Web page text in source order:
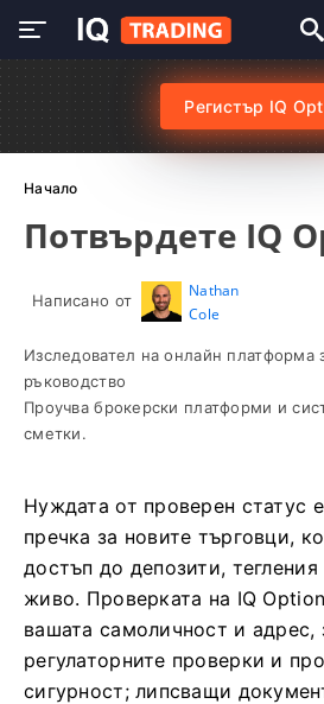
Регистър IQ
Начало
Потвърдете IQ
Написано от
Nathan
Cole
Изследовател на онлайн платформа
ръководство
Проучва брокерски платформи и
сметки.
Нуждата от проверен статус
пречка за новите търговци,
достъп до депозити,
живо. Проверката на IQ
вашата самоличност и адрес,
регулаторните проверки и
сигурност; липсващи